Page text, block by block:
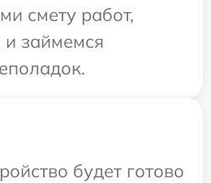
смету работ,
займемся
будет готово